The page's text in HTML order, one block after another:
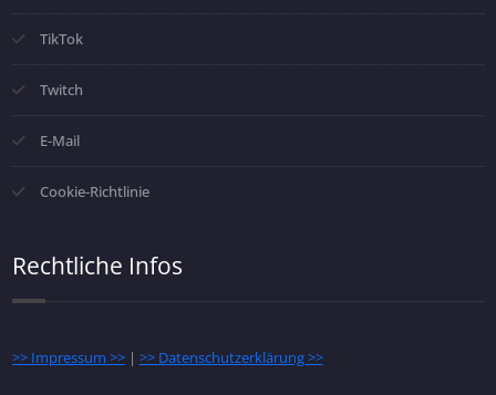
TikTok
Twitch
E-Mail
Cookie-Richtlinie
Rechtliche Infos
>> Impressum >>| >> Datenschutzerklärung >>